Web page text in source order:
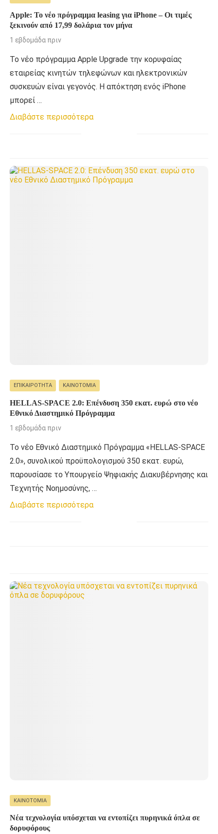
Apple: Το νέο πρόγραμμα leasing για iPhone – Οι τιμές
ξεκινούν από 17,99 δολάρια τον μήνα
1 εβδομάδα πριν
Το νέο πρόγραμμα Apple Upgrade την κορυφαίας
εταιρείας κινητών τηλεφώνων και ηλεκτρονικών
συσκευών είναι γεγονός. Η απόκτηση ενός iPhone
μπορεί …
Διαβάστε περισσότερα
ΕΠΙΚΑΙΡΌΤΗΤΑ ΚΑΙΝΟΤΟΜΊΑ
HELLAS-SPACE 2.0: Επένδυση 350 εκατ. ευρώ στο νέο
Εθνικό Διαστημικό Πρόγραμμα
1 εβδομάδα πριν
Το νέο Εθνικό Διαστημικό Πρόγραμμα «HELLAS-SPACE
2.0», συνολικού προϋπολογισμού 350 εκατ. ευρώ,
παρουσίασε το Υπουργείο Ψηφιακής Διακυβέρνησης και
Τεχνητής Νοημοσύνης, …
Διαβάστε περισσότερα
ΚΑΙΝΟΤΟΜΊΑ
Νέα τεχνολογία υπόσχεται να εντοπίζει πυρηνικά όπλα σε
δορυφόρους